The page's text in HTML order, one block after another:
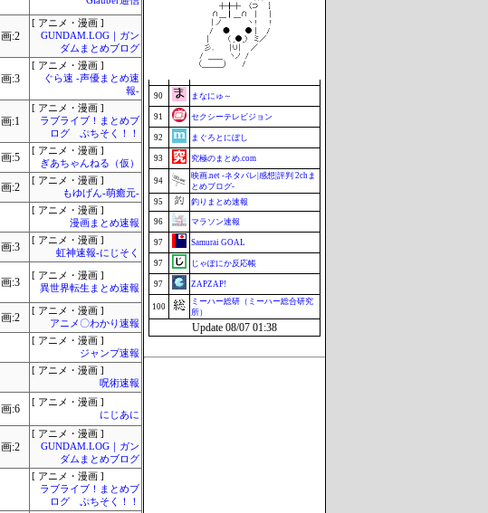
画:2
[ アニメ・漫画 ]
GUNDAM.LOG｜ガン
ダムまとめブログ
画:3
[ アニメ・漫画 ]
ぐら速 -声優まとめ速
報-
画:1
[ アニメ・漫画 ]
ラブライブ！まとめブ
ログ ぷちそく！！
画:5
[ アニメ・漫画 ]
ぎあちゃんねる（仮）
画:2
[ アニメ・漫画 ]
もゆげん-萌癒元-
[ アニメ・漫画 ]
漫画まとめ速報
画:3
[ アニメ・漫画 ]
虹神速報-にじそく
画:3
[ アニメ・漫画 ]
異世界転生まとめ速報
画:2
[ アニメ・漫画 ]
アニメ〇わかり速報
[ アニメ・漫画 ]
ジャンプ速報
[ アニメ・漫画 ]
呪術速報
画:6
[ アニメ・漫画 ]
にじあに
画:2
[ アニメ・漫画 ]
GUNDAM.LOG｜ガン
ダムまとめブログ
[ アニメ・漫画 ]
ラブライブ！まとめブ
ログ ぷちそく！！
ポーランドボール 翻訳
VTuberNews
チゲ速
90 まなにゅ～
91 セクシーテレビジョン
92 まぐろとにぼし
93 究極のまとめ.com
94
映画.net -ネタバレ|感想|評判 2chま
とめブログ-
95
釣りまとめ速報
96 マラソン速報
97 Samurai GOAL
97 じゃぽにか反応帳
97 ZAPZAP!
100
ミーハー総研（ミーハー総合研究
所）
Update 08/07 01:38